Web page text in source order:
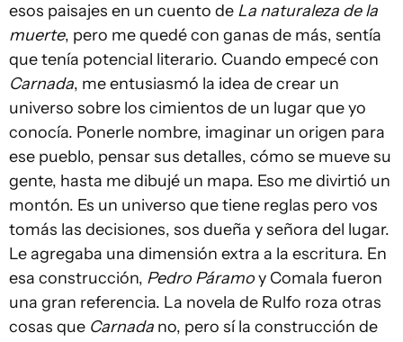
esos paisajes en un cuento de La naturaleza de la
muerte, pero me quedé con ganas de más, sentía
que tenía potencial literario. Cuando empecé con
Carnada, me entusiasmó la idea de crear un
universo sobre los cimientos de un lugar que yo
conocía. Ponerle nombre, imaginar un origen para
ese pueblo, pensar sus detalles, cómo se mueve su
gente, hasta me dibujé un mapa. Eso me divirtió un
montón. Es un universo que tiene reglas pero vos
tomás las decisiones, sos dueña y señora del lugar.
Le agregaba una dimensión extra a la escritura. En
esa construcción, Pedro Páramoy Comala fueron
una gran referencia. La novela de Rulfo roza otras
cosas que Carnada no, pero sí la construcción de